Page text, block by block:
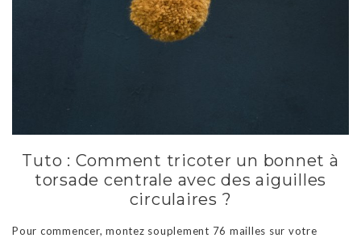
Tuto : Comment tricoter un bonnet à
torsade centrale avec des aiguilles
circulaires ?
Pour commencer, montez souplement 76 mailles sur votre